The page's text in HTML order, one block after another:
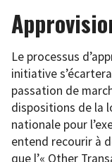
Le processus
initiative
passation de
dispositions de la
nationale pour
entend recourir à
que l’« Other